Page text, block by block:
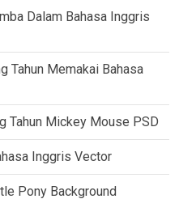
Dalam Bahasa Inggris
Tahun Memakai Bahasa
Tahun Mickey Mouse PSD
Inggris Vector
Pony Background